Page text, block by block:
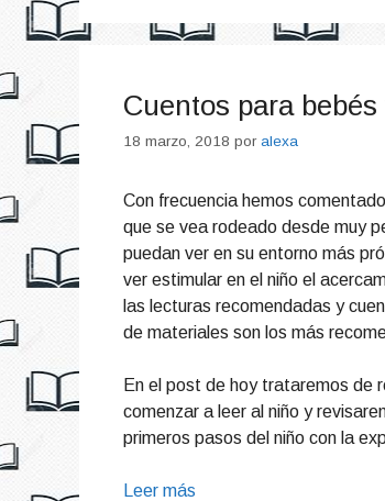
Cuentos para
18 marzo, 2018 por alexa
Con frecuencia hemos
que se vea rodeado desde muy
puedan ver en su entorno más
ver estimular en el niño el
las lecturas recomendadas y
de materiales son los más
En el post de hoy trataremos de
comenzar a leer al niño y
primeros pasos del niño con la
Leer más